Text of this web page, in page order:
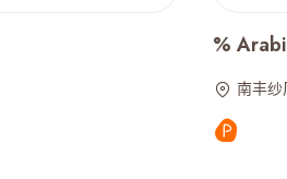
%
南丰纱